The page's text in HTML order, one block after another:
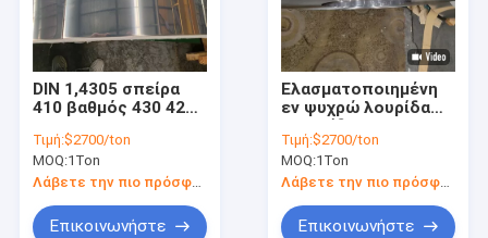
DIN 1,4305 σπείρα
410 βαθμός 430 420
ανοξείδωτου cold-
rolled
Τιμή:$2700/ton
MOQ:1Ton
Λάβετε την πιο πρόσφατη τιμή
Επικοινωνήστε
Ελασματοποιημένη
εν ψυχρώ λουρίδα
σπείρα 50mm
πλάτος 60mm 80mm
100mm
Τιμή:$2700/ton
MOQ:1Ton
Επικοινωνήστε